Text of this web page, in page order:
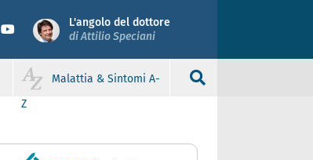
L'angolo del dottore
di Attilio Speciani
Malattia & Sintomi A-
Z